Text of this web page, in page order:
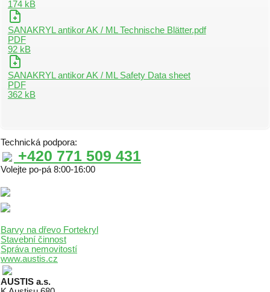
174 kB
SANAKRYL antikor AK / ML Technische Blätter.pdf
PDF
92 kB
SANAKRYL antikor AK / ML Safety Data sheet
PDF
362 kB
Technická podpora:
+420 771 509 431
Volejte po-pá 8:00-16:00
Barvy na dřevo Fortekryl
Stavební činnost
Správa nemovitostí
www.austis.cz
AUSTIS a.s.